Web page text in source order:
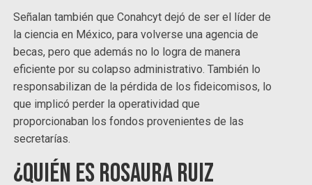
Señalan también que Conahcyt dejó de ser el líder de
la ciencia en México, para volverse una agencia de
becas, pero que además no lo logra de manera
eficiente por su colapso administrativo. También lo
responsabilizan de la pérdida de los fideicomisos, lo
que implicó perder la operatividad que
proporcionaban los fondos provenientes de las
secretarías.
¿Quién es Rosaura Ruiz